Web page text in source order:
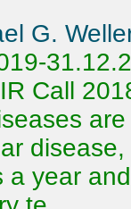
G.
Call
a year